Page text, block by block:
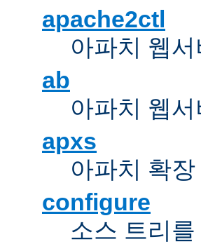
apache2ctl
아파치 웹
ab
아파치 웹
apxs
아파치 확
configure
소스 트리